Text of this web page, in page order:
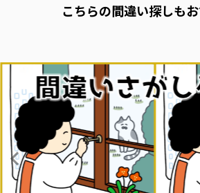
こちらの間違い探しもお